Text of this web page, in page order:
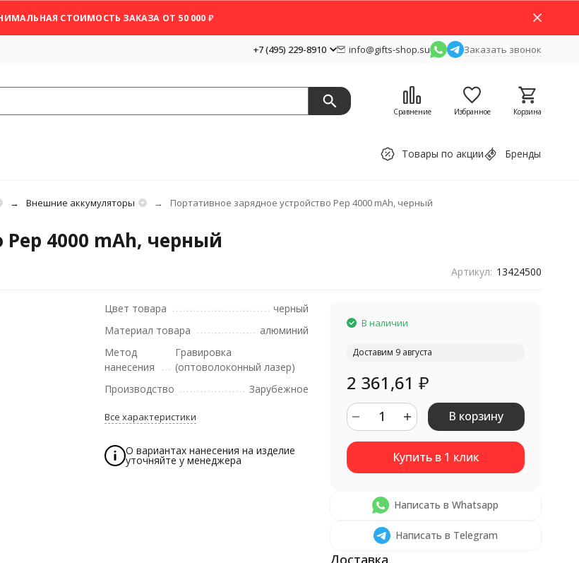
СТОИМОСТЬ ЗАКАЗА ОТ 50 000 ₽
+7 (495) 229-8910 info@gifts-shop.su Заказать звонок
Сравнение Избранное Корзина
Товары по акции Бренды
Внешние аккумуляторы Портативное зарядное устройство Pep 4000 mAh, черный
Pep 4000 mAh, черный
Артикул: 13424500
Цвет товара
черный
Материал товара
алюминий
Метод
нанесения
Гравировка
(оптоволоконный лазер)
Производство
Зарубежное
Все характеристики
О вариантах нанесения на изделие
уточняйте у менеджера
В наличии
Доставим 9 августа
2 361,61 ₽
В корзину
Написать в Whatsapp
Написать в Telegram